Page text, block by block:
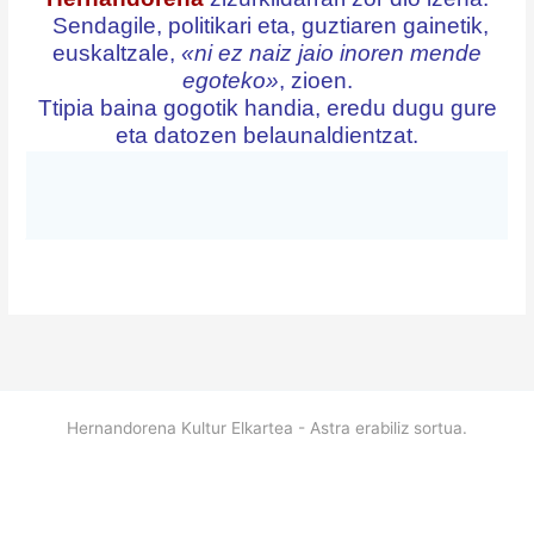
Sendagile, politikari eta, guztiaren gainetik,
euskaltzale, «ni ez naiz jaio inoren mende
egoteko», zioen.
Ttipia baina gogotik handia, eredu dugu gure
eta datozen belaunaldientzat.
Hernandorena Kultur Elkartea - Astra erabiliz sortua.